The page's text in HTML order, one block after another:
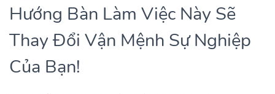
Hướng Bàn Làm Việc Này Sẽ
Thay Đổi Vận Mệnh Sự Nghiệp
Của Bạn!